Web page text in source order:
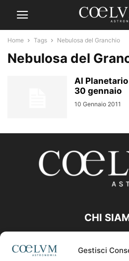
Gestisci
Home Tags Nebulosa del Granchio
Nebulosa del
Al Planetario
30 gennaio
10 Gennaio 2011
CHI
Contattaci: